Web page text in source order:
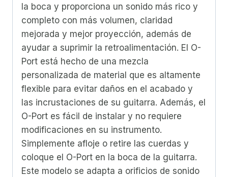
la boca y proporciona un sonido más rico y
completo con más volumen, claridad
mejorada y mejor proyección, además de
ayudar a suprimir la retroalimentación. El O-
Port está hecho de una mezcla
personalizada de material que es altamente
flexible para evitar daños en el acabado y
las incrustaciones de su guitarra. Además, el
O-Port es fácil de instalar y no requiere
modificaciones en su instrumento.
Simplemente afloje o retire las cuerdas y
coloque el O-Port en la boca de la guitarra.
Este modelo se adapta a orificios de sonido